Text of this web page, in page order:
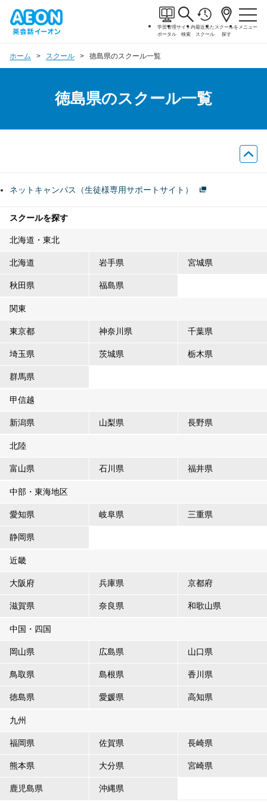
学習管理
ポータル
サイト内
検索
最近見た
スクール
スクールを
探す
メニュー
ホーム スクール 徳島県のスクール一覧
徳島県のスクール一覧
ネットキャンパス（生徒様専用サポートサイト）
スクールを探す
北海道・東北
北海道 岩手県 宮城県
秋田県 福島県
関東
東京都 神奈川県 千葉県
埼玉県 茨城県 栃木県
群馬県
甲信越
新潟県 山梨県 長野県
北陸
富山県 石川県 福井県
中部・東海地区
愛知県 岐阜県 三重県
静岡県
近畿
大阪府 兵庫県 京都府
滋賀県 奈良県 和歌山県
中国・四国
岡山県 広島県 山口県
鳥取県 島根県 香川県
徳島県 愛媛県 高知県
九州
福岡県 佐賀県 長崎県
熊本県 大分県 宮崎県
鹿児島県 沖縄県